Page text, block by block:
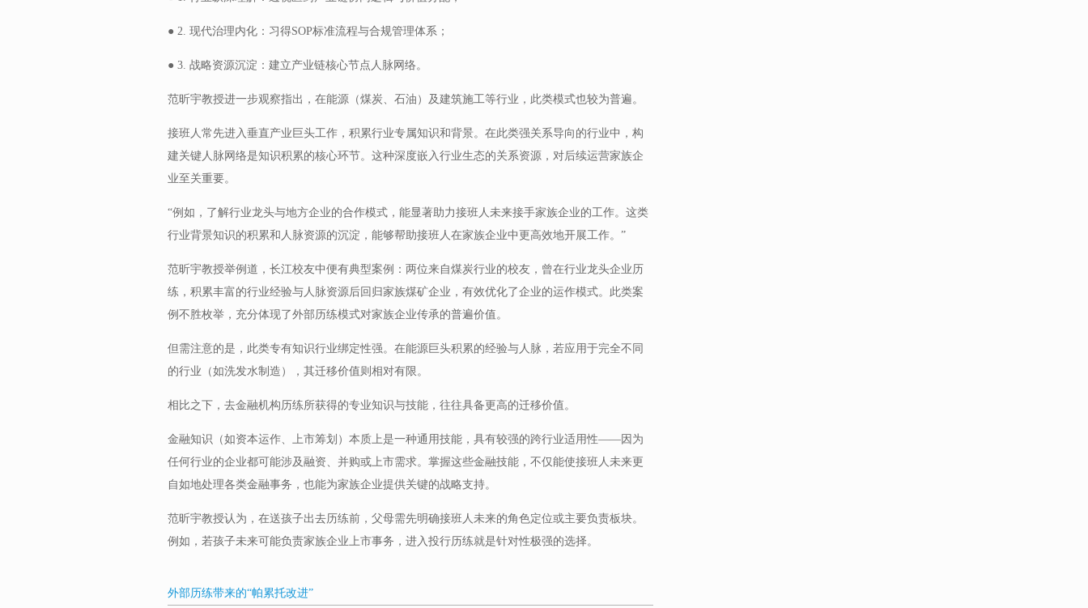
● 2. 现代治理内化：习得SOP标准流程与合规管理体系；
● 3. 战略资源沉淀：建立产业链核心节点人脉网络。
范昕宇教授进一步观察指出，在能源（煤炭、石油）及建筑施工等行业，此类模式也较为普遍。
接班人常先进入垂直产业巨头工作，积累行业专属知识和背景。在此类强关系导向的行业中，构
建关键人脉网络是知识积累的核心环节。这种深度嵌入行业生态的关系资源，对后续运营家族企
业至关重要。
“例如，了解行业龙头与地方企业的合作模式，能显著助力接班人未来接手家族企业的工作。这类
行业背景知识的积累和人脉资源的沉淀，能够帮助接班人在家族企业中更高效地开展工作。”
范昕宇教授举例道，长江校友中便有典型案例：两位来自煤炭行业的校友，曾在行业龙头企业历
练，积累丰富的行业经验与人脉资源后回归家族煤矿企业，有效优化了企业的运作模式。此类案
例不胜枚举，充分体现了外部历练模式对家族企业传承的普遍价值。
但需注意的是，此类专有知识行业绑定性强。在能源巨头积累的经验与人脉，若应用于完全不同
的行业（如洗发水制造），其迁移价值则相对有限。
相比之下，去金融机构历练所获得的专业知识与技能，往往具备更高的迁移价值。
金融知识（如资本运作、上市筹划）本质上是一种通用技能，具有较强的跨行业适用性——因为
任何行业的企业都可能涉及融资、并购或上市需求。掌握这些金融技能，不仅能使接班人未来更
自如地处理各类金融事务，也能为家族企业提供关键的战略支持。
范昕宇教授认为，在送孩子出去历练前，父母需先明确接班人未来的角色定位或主要负责板块。
例如，若孩子未来可能负责家族企业上市事务，进入投行历练就是针对性极强的选择。
外部历练带来的“帕累托改进”